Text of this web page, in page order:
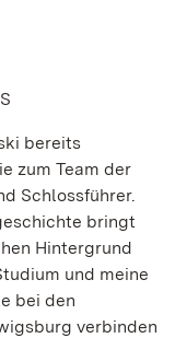
bereits
zum Team der
Schlossführer.
bringt
Hintergrund
und meine
bei den
verbinden